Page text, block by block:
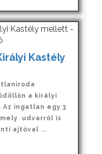
Kastély
a királyi
ingatlan egy 3
udvarról is
ajtóval ...